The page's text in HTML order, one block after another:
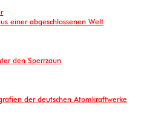
einer abgeschlossenen Welt
den Sperrzaun
der deutschen Atomkraftwerke